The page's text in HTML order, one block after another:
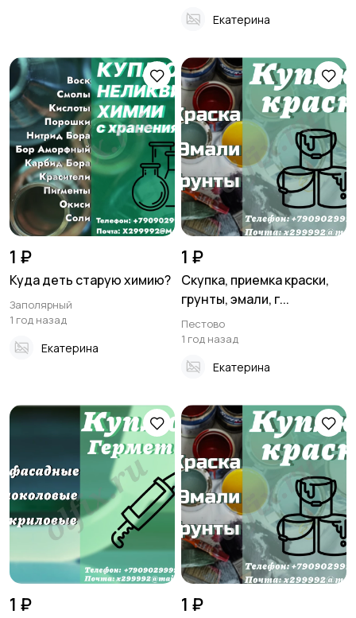
Екатерина
1 ₽
Куда деть старую химию?
Заполярный
1 год назад
Екатерина
1 ₽
Скупка, приемка краски,
грунты, эмали, г...
Пестово
1 год назад
Екатерина
1 ₽ 1 ₽